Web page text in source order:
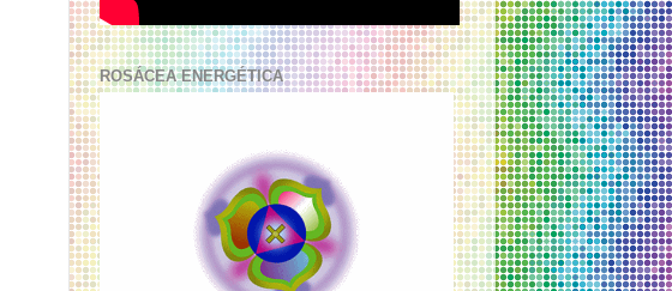
ROSÁCEA ENERGÉTICA